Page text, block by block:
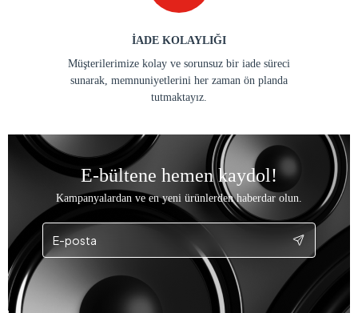
İADE KOLAYLIĞI
Müşterilerimize kolay ve sorunsuz bir iade süreci
sunarak, memnuniyetlerini her zaman ön planda
tutmaktayız.
E-bültene hemen kaydol!
Kampanyalardan ve en yeni ürünlerden haberdar olun.